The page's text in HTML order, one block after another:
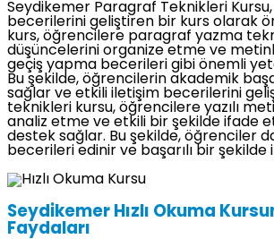
Seydikemer Paragraf Teknikleri Kursu,
becerilerini geliştiren bir kurs olarak
kurs, öğrencilere paragraf yazma
düşüncelerini organize etme ve
geçiş yapma becerileri gibi önemli
Bu şekilde, öğrencilerin akademik
sağlar ve etkili iletişim becerilerini
teknikleri kursu, öğrencilere yazılı
analiz etme ve etkili bir şekilde ifade
destek sağlar. Bu şekilde, öğrenciler
becerileri edinir ve başarılı bir
Seydikemer Hızlı Okuma
Faydaları